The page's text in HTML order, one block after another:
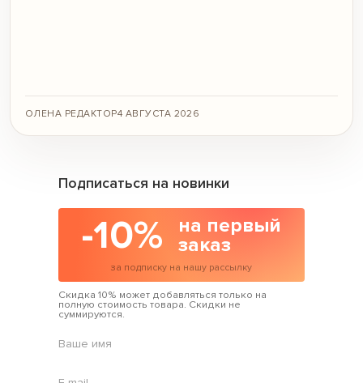
ОЛЕНА РЕДАКТОР4 АВГУСТА 2026
Подписаться на новинки
-10%
на первый
заказ
за подписку на нашу рассылку
Скидка 10% может добавляться только на
полную стоимость товара. Скидки не
суммируются.